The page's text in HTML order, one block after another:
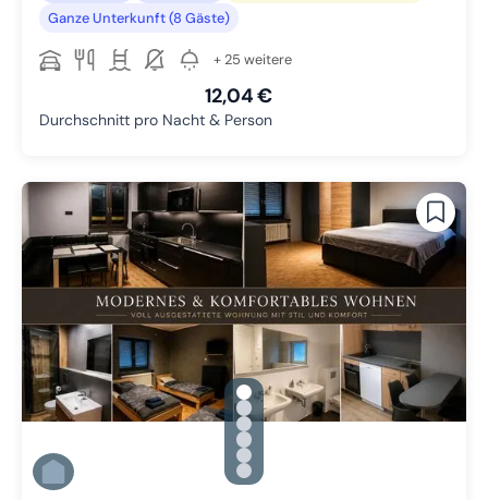
Ganze Unterkunft (8 Gäste)
+ 25 weitere
12,04 €
Durchschnitt pro Nacht & Person
gallery.slide_selector
Zu Slide 1 wechseln
Zu Slide 2 wechseln
Zu Slide 3 wechseln
Zu Slide 4 wechseln
Zu Slide 5 wechseln
Zu Slide 6 wechseln